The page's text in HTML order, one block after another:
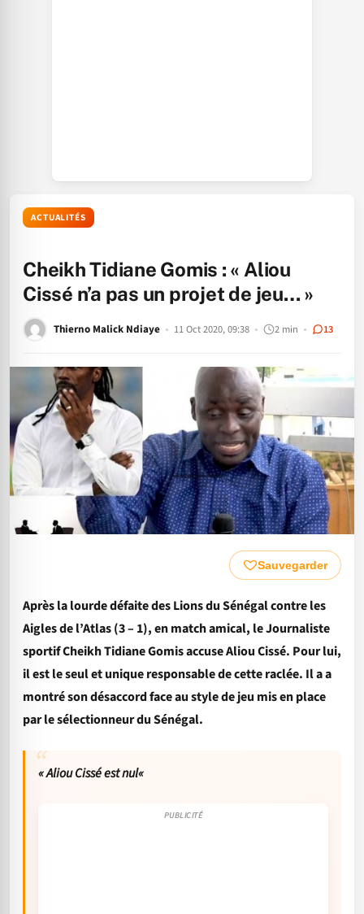
ACTUALITÉS
Cheikh Tidiane Gomis : « Aliou
Cissé n’a pas un projet de jeu… »
Thierno Malick Ndiaye 11 Oct 2020, 09:38 2 min 13
Sauvegarder
Après la lourde défaite des Lions du Sénégal contre les
Aigles de l’Atlas (3 – 1), en match amical, le Journaliste
sportif Cheikh Tidiane Gomis accuse Aliou Cissé. Pour lui,
il est le seul et unique responsable de cette raclée. Il a a
montré son désaccord face au style de jeu mis en place
par le sélectionneur du Sénégal.
«Aliou Cissé est nul«